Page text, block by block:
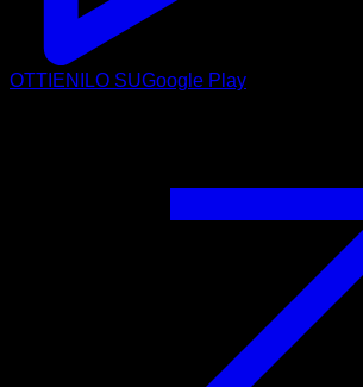
OTTIENILO SUGoogle Play